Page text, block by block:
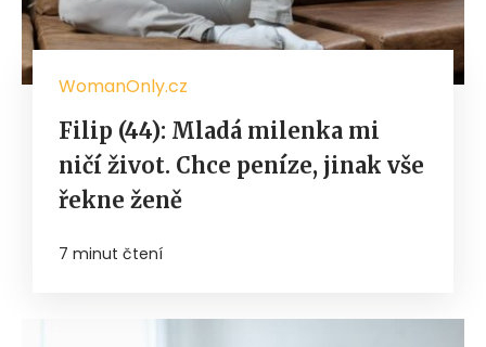
WomanOnly.cz
Filip (44): Mladá milenka mi
ničí život. Chce peníze, jinak vše
řekne ženě
7 minut čtení